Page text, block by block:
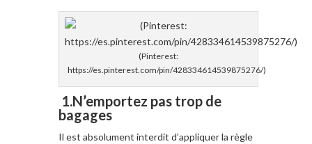
(Pinterest:
https://es.pinterest.com/pin/428334614539875276/)
1.N’emportez pas trop de
bagages
Il est absolument interdit d’appliquer la règle